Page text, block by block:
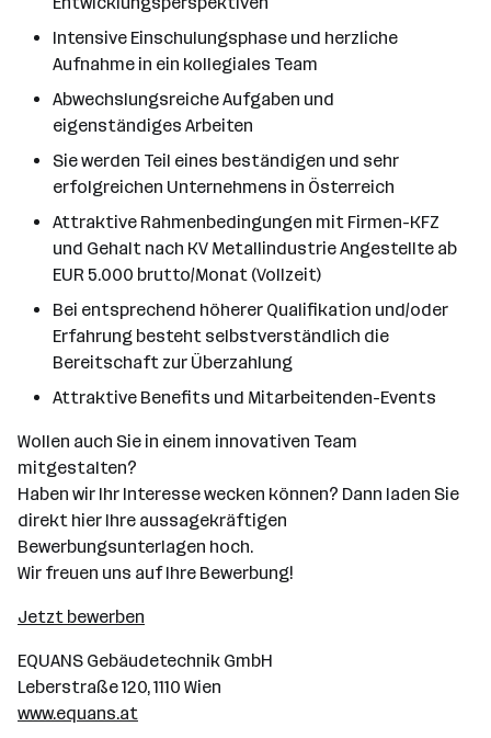
Intensive Einschulungsphase und herzliche
Aufnahme in ein kollegiales Team
Abwechslungsreiche Aufgaben und
eigenständiges Arbeiten
Sie werden Teil eines beständigen und sehr
erfolgreichen Unternehmens in Österreich
Attraktive Rahmenbedingungen mit Firmen-KFZ
und Gehalt nach KV Metallindustrie Angestellte ab
EUR 5.000 brutto/Monat (Vollzeit)
Bei entsprechend höherer Qualifikation und/oder
Erfahrung besteht selbstverständlich die
Bereitschaft zur Überzahlung
Attraktive Benefits und Mitarbeitenden-Events
Wollen auch Sie in einem innovativen Team
mitgestalten?
Haben wir Ihr Interesse wecken können? Dann laden Sie
direkt hier Ihre aussagekräftigen
Bewerbungsunterlagen hoch.
Wir freuen uns auf Ihre Bewerbung!
Jetzt bewerben
EQUANS Gebäudetechnik GmbH
Leberstraße 120, 1110 Wien
www.equans.at